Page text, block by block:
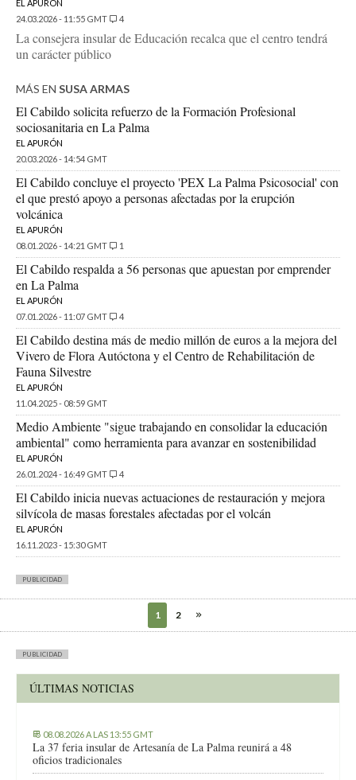
EL APURÓN
24.03.2026 - 11:55 GMT
4
La consejera insular de Educación recalca que el centro tendrá
un carácter público
MÁS EN SUSA ARMAS
El Cabildo solicita refuerzo de la Formación Profesional
sociosanitaria en La Palma
EL APURÓN
20.03.2026 - 14:54 GMT
El Cabildo concluye el proyecto 'PEX La Palma Psicosocial' con
el que prestó apoyo a personas afectadas por la erupción
volcánica
EL APURÓN
08.01.2026 - 14:21 GMT
1
El Cabildo respalda a 56 personas que apuestan por emprender
en La Palma
EL APURÓN
07.01.2026 - 11:07 GMT
4
El Cabildo destina más de medio millón de euros a la mejora del
Vivero de Flora Autóctona y el Centro de Rehabilitación de
Fauna Silvestre
EL APURÓN
11.04.2025 - 08:59 GMT
Medio Ambiente "sigue trabajando en consolidar la educación
ambiental" como herramienta para avanzar en sostenibilidad
EL APURÓN
26.01.2024 - 16:49 GMT
4
El Cabildo inicia nuevas actuaciones de restauración y mejora
silvícola de masas forestales afectadas por el volcán
EL APURÓN
16.11.2023 - 15:30 GMT
PUBLICIDAD
1 2
PUBLICIDAD
ÚLTIMAS NOTICIAS
08.08.2026 A LAS 13:55 GMT
La 37 feria insular de Artesanía de La Palma reunirá a 48
oficios tradicionales